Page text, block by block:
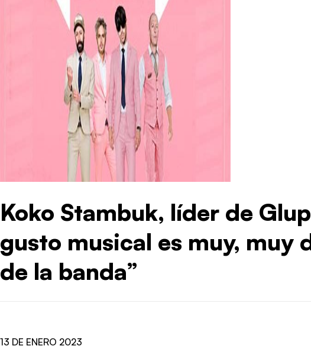
Koko Stambuk, líder de
gusto musical es muy, muy
de la banda”
13 DE ENERO 2023